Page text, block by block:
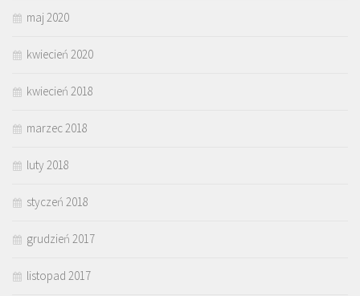
maj 2020
kwiecień 2020
kwiecień 2018
marzec 2018
luty 2018
styczeń 2018
grudzień 2017
listopad 2017